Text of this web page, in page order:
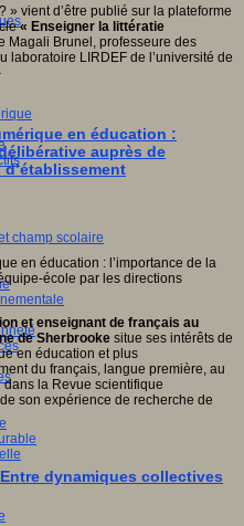
champ scolaire
» vient d’être publié sur la plateforme
« Enseigner la littératie
Magali Brunel, professeure des
laboratoire LIRDEF de l’université de
en éducation :
auprès de
et enseignant de français au
de Sherbrooke situe ses intérêts de
en éducation et plus
du français, langue première, au
la Revue scientifique
son expérience de recherche de
dynamiques collectives